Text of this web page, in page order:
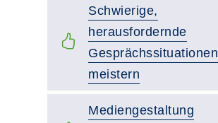
Schwierige,
herausfordernde
Gesprächssituationen
meistern
Mediengestaltung